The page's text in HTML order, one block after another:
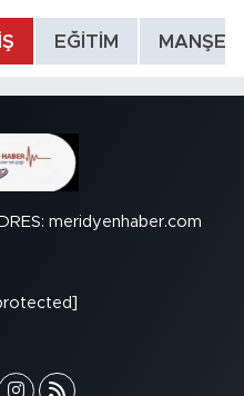
EĞİTİM MANŞET
meridyenhaber.com